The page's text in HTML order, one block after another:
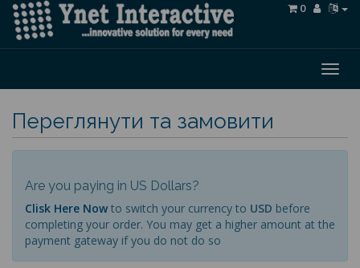
0
Переглянути та замовити
Are you paying in US Dollars?
Clisk Here Now to switch your currency to USD before
completing your order. You may get a higher amount at the
payment gateway if you do not do so